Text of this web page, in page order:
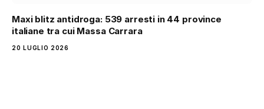
Maxi blitz antidroga: 539 arresti in 44 province
italiane tra cui Massa Carrara
20 LUGLIO 2026